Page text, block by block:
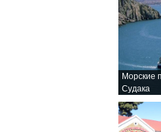
Морские
Судака